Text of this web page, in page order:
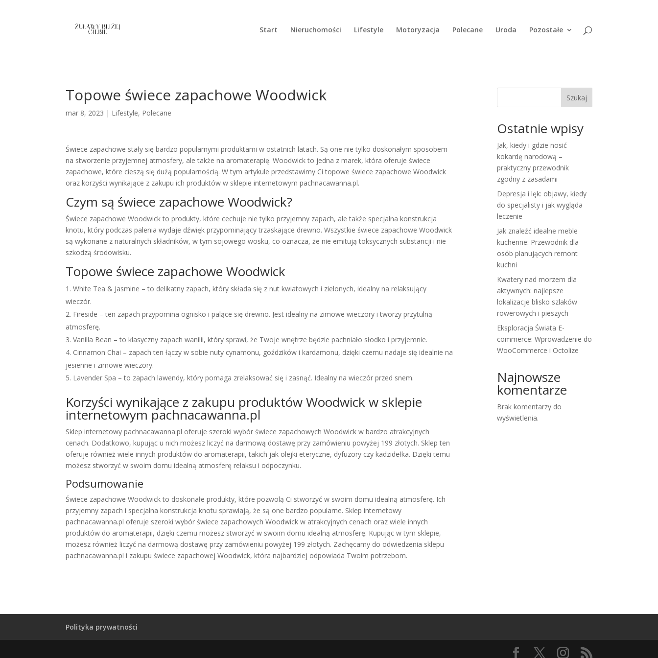
Start Nieruchomości Lifestyle Motoryzacja Polecane Uroda Pozostałe
Topowe świece zapachowe Woodwick
mar 8, 2023 | Lifestyle, Polecane
Świece zapachowe stały się bardzo popularnymi produktami w ostatnich latach. Są one nie tylko doskonałym sposobem
na stworzenie przyjemnej atmosfery, ale także na aromaterapię. Woodwick to jedna z marek, która oferuje świece
zapachowe, które cieszą się dużą popularnością. W tym artykule przedstawimy Ci topowe świece zapachowe Woodwick
oraz korzyści wynikające z zakupu ich produktów w sklepie internetowym pachnacawanna.pl.
Czym są świece zapachowe Woodwick?
Świece zapachowe Woodwick to produkty, które cechuje nie tylko przyjemny zapach, ale także specjalna konstrukcja
knotu, który podczas palenia wydaje dźwięk przypominający trzaskające drewno. Wszystkie świece zapachowe Woodwick
są wykonane z naturalnych składników, w tym sojowego wosku, co oznacza, że nie emitują toksycznych substancji i nie
szkodzą środowisku.
Topowe świece zapachowe Woodwick
White Tea & Jasmine – to delikatny zapach, który składa się z nut kwiatowych i zielonych, idealny na relaksujący
wieczór.
Fireside – ten zapach przypomina ognisko i palące się drewno. Jest idealny na zimowe wieczory i tworzy przytulną
atmosferę.
Vanilla Bean – to klasyczny zapach wanilii, który sprawi, że Twoje wnętrze będzie pachniało słodko i przyjemnie.
Cinnamon Chai – zapach ten łączy w sobie nuty cynamonu, goździków i kardamonu, dzięki czemu nadaje się idealnie na
jesienne i zimowe wieczory.
Lavender Spa – to zapach lawendy, który pomaga zrelaksować się i zasnąć. Idealny na wieczór przed snem.
Korzyści wynikające z zakupu produktów Woodwick w sklepie
internetowym pachnacawanna.pl
Sklep internetowy pachnacawanna.pl oferuje szeroki wybór świece zapachowych Woodwick w bardzo atrakcyjnych
cenach. Dodatkowo, kupując u nich możesz liczyć na darmową dostawę przy zamówieniu powyżej 199 złotych. Sklep ten
oferuje również wiele innych produktów do aromaterapii, takich jak olejki eteryczne, dyfuzory czy kadzidełka. Dzięki temu
możesz stworzyć w swoim domu idealną atmosferę relaksu i odpoczynku.
Podsumowanie
Świece zapachowe Woodwick to doskonałe produkty, które pozwolą Ci stworzyć w swoim domu idealną atmosferę. Ich
przyjemny zapach i specjalna konstrukcja knotu sprawiają, że są one bardzo popularne. Sklep internetowy
pachnacawanna.pl oferuje szeroki wybór świece zapachowych Woodwick w atrakcyjnych cenach oraz wiele innych
produktów do aromaterapii, dzięki czemu możesz stworzyć w swoim domu idealną atmosferę. Kupując w tym sklepie,
możesz również liczyć na darmową dostawę przy zamówieniu powyżej 199 złotych. Zachęcamy do odwiedzenia sklepu
pachnacawanna.pl i zakupu świece zapachowej Woodwick, która najbardziej odpowiada Twoim potrzebom.
Szukaj
Ostatnie wpisy
Jak, kiedy i gdzie nosić
kokardę narodową –
praktyczny przewodnik
zgodny z zasadami
Depresja i lęk: objawy, kiedy
do specjalisty i jak wygląda
leczenie
Jak znaleźć idealne meble
kuchenne: Przewodnik dla
osób planujących remont
kuchni
Kwatery nad morzem dla
aktywnych: najlepsze
lokalizacje blisko szlaków
rowerowych i pieszych
Eksploracja Świata E-
commerce: Wprowadzenie do
WooCommerce i Octolize
Najnowsze
komentarze
Brak komentarzy do
wyświetlenia.
Polityka prywatności